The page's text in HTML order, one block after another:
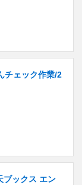
チェック作業/2
ブックス エン